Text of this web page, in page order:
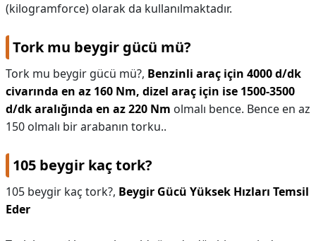
(kilogramforce) olarak da kullanılmaktadır.
Tork mu beygir gücü mü?
Tork mu beygir gücü mü?, Benzinli araç için 4000 d/dk
civarında en az 160 Nm, dizel araç için ise 1500-3500
d/dk aralığında en az 220 Nm olmalı bence. Bence en az
150 olmalı bir arabanın torku..
105 beygir kaç tork?
105 beygir kaç tork?, Beygir Gücü Yüksek Hızları Temsil
Eder